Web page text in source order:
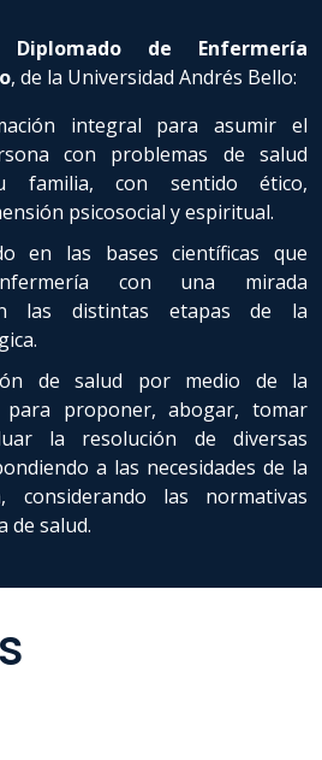
Diplomado de Enfermería
, de la Universidad Andrés Bello:
integral para asumir el
con problemas de salud
familia, con sentido ético,
psicosocial y espiritual.
en las bases científicas que
con una mirada
las distintas etapas de la
de salud por medio de la
para proponer, abogar, tomar
la resolución de diversas
a las necesidades de la
considerando las normativas
de salud.